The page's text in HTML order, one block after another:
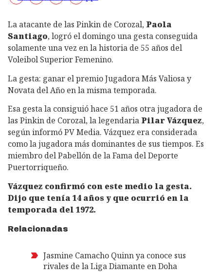
La atacante de las Pinkin de Corozal, Paola
Santiago, logró el domingo una gesta conseguida
solamente una vez en la historia de 55 años del
Voleibol Superior Femenino.
La gesta: ganar el premio Jugadora Más Valiosa y
Novata del Año en la misma temporada.
Esa gesta la consiguió hace 51 años otra jugadora de
las Pinkin de Corozal, la legendaria Pilar Vázquez,
según informó PV Media. Vázquez era considerada
como la jugadora más dominantes de sus tiempos. Es
miembro del Pabellón de la Fama del Deporte
Puertorriqueño.
Vázquez confirmó con este medio la gesta.
Dijo que tenía 14 años y que ocurrió en la
temporada del 1972.
Relacionadas
Jasmine Camacho Quinn ya conoce sus
rivales de la Liga Diamante en Doha